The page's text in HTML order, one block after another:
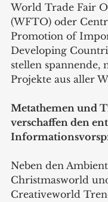
World Trade Fair
(WFTO) oder
Promotion of
Developing
stellen spannende,
Projekte aus aller
Metathemen und
verschaffen den
Neben den
Christmasworld
Creativeworld